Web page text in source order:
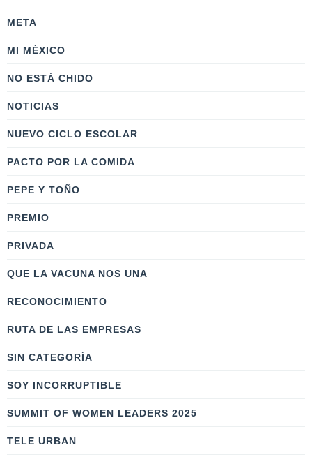
META
MI MÉXICO
NO ESTÁ CHIDO
NOTICIAS
NUEVO CICLO ESCOLAR
PACTO POR LA COMIDA
PEPE Y TOÑO
PREMIO
PRIVADA
QUE LA VACUNA NOS UNA
RECONOCIMIENTO
RUTA DE LAS EMPRESAS
SIN CATEGORÍA
SOY INCORRUPTIBLE
SUMMIT OF WOMEN LEADERS 2025
TELE URBAN